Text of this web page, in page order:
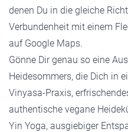
denen Du in die gleiche
Verbundenheit mit einem
auf Google Maps.
Gönne Dir genau so eine
Heidesommers, die Dich in
Vinyasa-Praxis,
authentische vegane
Yin Yoga, ausgiebiger